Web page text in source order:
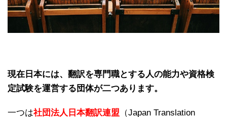
現在日本には、翻訳を専門職とする人の能力や資格検
定試験を運営する団体が二つあります。
一つは社団法人日本翻訳連盟 （Japan Translation